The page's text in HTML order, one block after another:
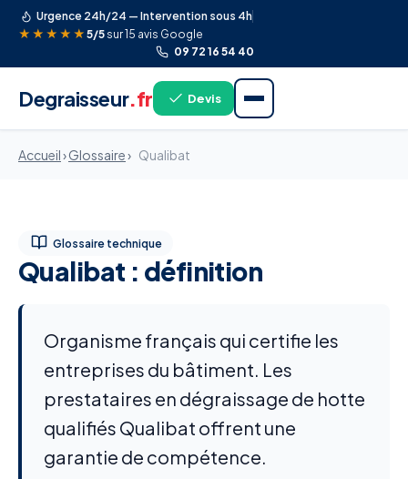
Urgence 24h/24 — Intervention sous 4h
★★★★★ 5/5 sur 15 avis Google
09 72 16 54 40
Degraisseur.fr Devis
Accueil›Glossaire› Qualibat
Glossaire technique
Qualibat : définition
Organisme français qui certifie les
entreprises du bâtiment. Les
prestataires en dégraissage de hotte
qualifiés Qualibat offrent une
garantie de compétence.